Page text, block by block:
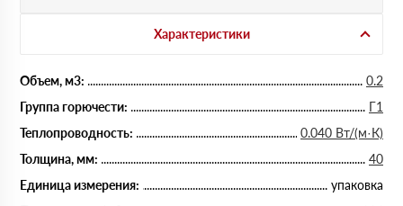
Характеристики
Объем, м3:
0.2
Группа горючести:
Г1
Теплопроводность:
0.040 Вт/(м·К)
Толщина, мм:
40
Единица измерения:
упаковка